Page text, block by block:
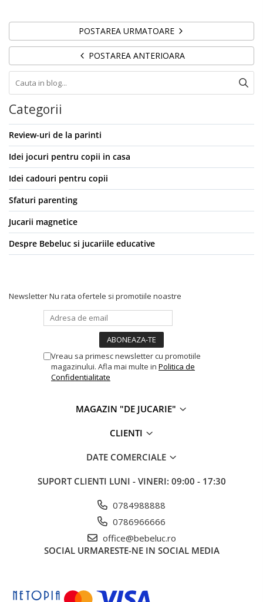
POSTAREA URMATOARE
POSTAREA ANTERIOARA
Categorii
Review-uri de la parinti
Idei jocuri pentru copii in casa
Idei cadouri pentru copii
Sfaturi parenting
Jucarii magnetice
Despre Bebeluc si jucariile educative
NewsletterNu rata ofertele si promotiile noastre
Vreau sa primesc newsletter cu promotiile
magazinului. Afla mai multe in Politica de
Confidentialitate
MAGAZIN "DE JUCARIE"
CLIENTI
DATE COMERCIALE
SUPORT CLIENTI LUNI - VINERI: 09:00 - 17:30
0784988888
0786966666
office@bebeluc.ro
SOCIAL URMARESTE-NE IN SOCIAL MEDIA